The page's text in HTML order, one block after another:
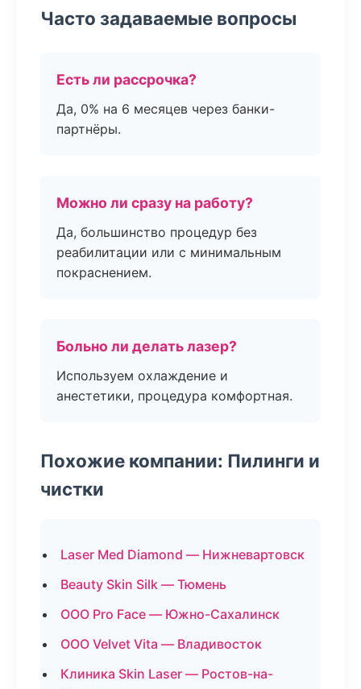
Часто задаваемые вопросы
Есть ли рассрочка?
Да, 0% на 6 месяцев через банки-
партнёры.
Можно ли сразу на работу?
Да, большинство процедур без
реабилитации или с минимальным
покраснением.
Больно ли делать лазер?
Используем охлаждение и
анестетики, процедура комфортная.
Похожие компании: Пилинги и
чистки
Laser Med Diamond — Нижневартовск
Beauty Skin Silk — Тюмень
ООО Pro Face — Южно-Сахалинск
ООО Velvet Vita — Владивосток
Клиника Skin Laser — Ростов-на-